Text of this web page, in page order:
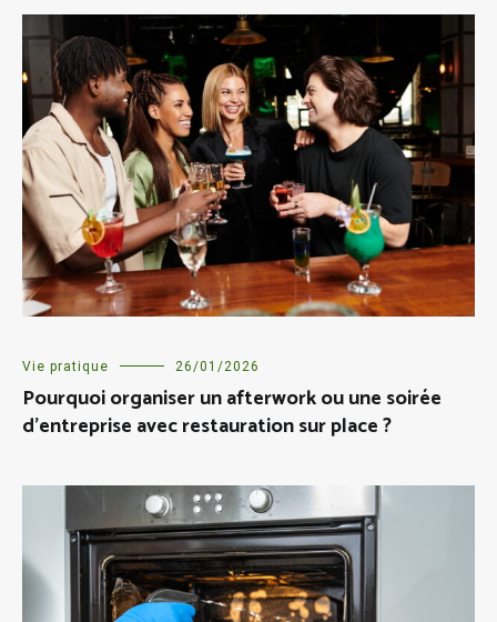
Vie pratique 26/01/2026
Pourquoi organiser un afterwork ou une soirée
d’entreprise avec restauration sur place ?